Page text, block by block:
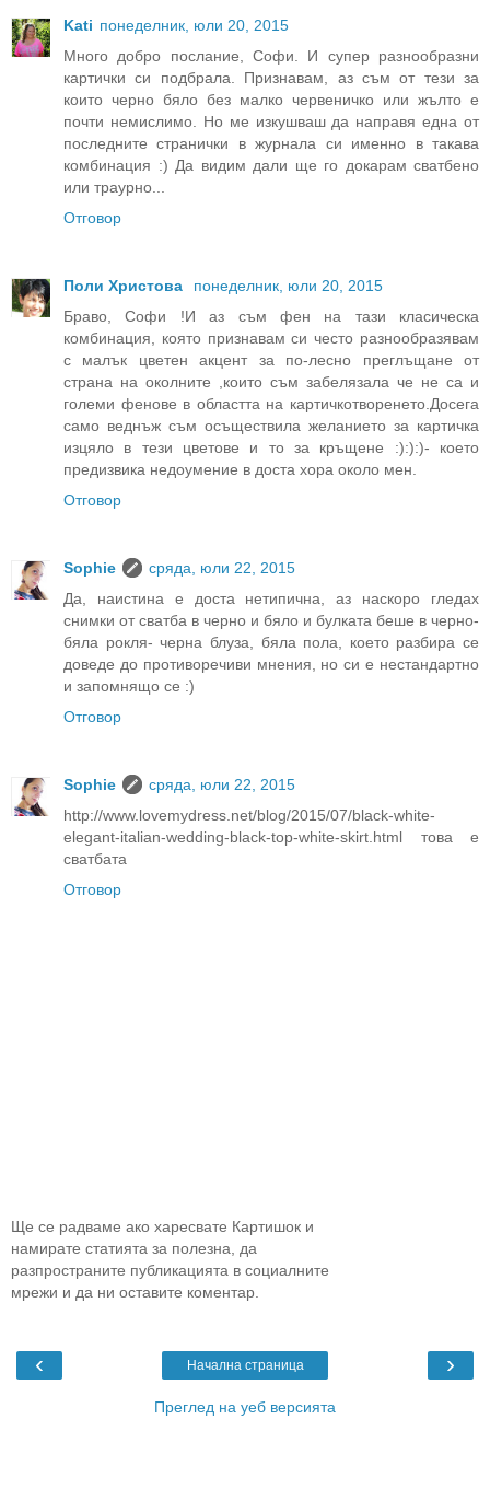
Kati понеделник, юли 20, 2015
Много добро послание, Софи. И супер разнообразни
картички си подбрала. Признавам, аз съм от тези за
които черно бяло без малко червеничко или жълто е
почти немислимо. Но ме изкушваш да направя една от
последните странички в журнала си именно в такава
комбинация :) Да видим дали ще го докарам сватбено
или траурно...
Отговор
Поли Христова
понеделник, юли 20, 2015
Браво, Софи !И аз съм фен на тази класическа
комбинация, която признавам си често разнообразявам
с малък цветен акцент за по-лесно преглъщане от
страна на околните ,които съм забелязала че не са и
големи фенове в областта на картичкотворенето.Досега
само веднъж съм осъществила желанието за картичка
изцяло в тези цветове и то за кръщене :):):)- което
предизвика недоумение в доста хора около мен.
Отговор
Sophie
сряда, юли 22, 2015
Да, наистина е доста нетипична, аз наскоро гледах
снимки от сватба в черно и бяло и булката беше в черно-
бяла рокля- черна блуза, бяла пола, което разбира се
доведе до противоречиви мнения, но си е нестандартно
и запомнящо се :)
Отговор
Sophie
сряда, юли 22, 2015
http://www.lovemydress.net/blog/2015/07/black-white-
elegant-italian-wedding-black-top-white-skirt.html това е
сватбата
Отговор
Ще се радваме ако харесвате Картишок и
намирате статията за полезна, да
разпространите публикацията в социалните
мрежи и да ни оставите коментар.
‹ ›
Начална страница
Преглед на уеб версията